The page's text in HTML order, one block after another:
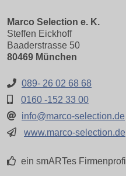
Marco Selection e. K.
Steffen Eickhoff
Baaderstrasse 50
80469 München
089- 26 02 68 68
0160 -152 33 00
info@marco-selection.de
www.marco-selection.de
ein smARTes Firmenprofil